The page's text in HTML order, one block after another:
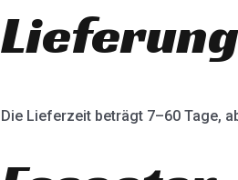
Lieferung
Die Lieferzeit beträgt 7–60 Tage,